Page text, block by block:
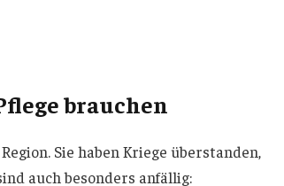
brauchen
Sie haben Kriege überstanden,
auch besonders anfällig: